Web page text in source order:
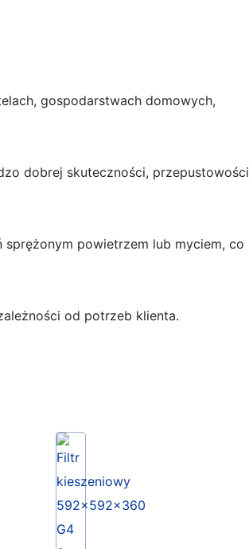
gospodarstwach domowych,
dobrej skuteczności, przepustowości
powietrzem lub myciem, co
od potrzeb klienta.